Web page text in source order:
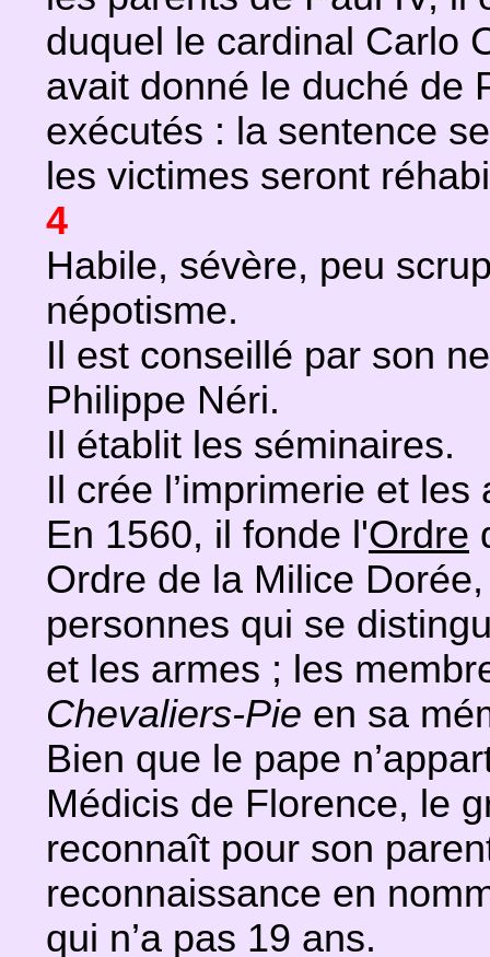
duquel le cardinal Carlo
avait donné le duché de
exécutés : la sentence
les victimes seront
4
Habile, sévère, peu
népotisme.
Il est conseillé par son
Philippe Néri.
Il établit les séminaires.
Il crée l’imprimerie et
En 1560, il fonde l'Ordre
Ordre de la Milice
personnes qui se
et les armes ; les
Chevaliers-Pie en sa
Bien que le pape
Médicis de Florence, le
reconnaît pour son
reconnaissance en
qui n’a pas 19 ans.